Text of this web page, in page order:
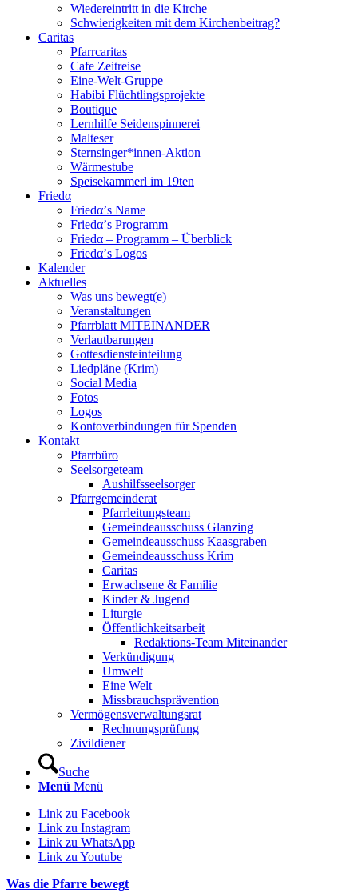
Wiedereintritt in die Kirche
Schwierigkeiten mit dem Kirchenbeitrag?
Caritas
Pfarrcaritas
Cafe Zeitreise
Eine-Welt-Gruppe
Habibi Flüchtlingsprojekte
Boutique
Lernhilfe Seidenspinnerei
Malteser
Sternsinger*innen-Aktion
Wärmestube
Speisekammerl im 19ten
Friedα
Friedα’s Name
Friedα’s Programm
Friedα – Programm – Überblick
Friedα’s Logos
Kalender
Aktuelles
Was uns bewegt(e)
Veranstaltungen
Pfarrblatt MITEINANDER
Verlautbarungen
Gottesdiensteinteilung
Liedpläne (Krim)
Social Media
Fotos
Logos
Kontoverbindungen für Spenden
Kontakt
Pfarrbüro
Seelsorgeteam
Aushilfsseelsorger
Pfarrgemeinderat
Pfarrleitungsteam
Gemeindeausschuss Glanzing
Gemeindeausschuss Kaasgraben
Gemeindeausschuss Krim
Caritas
Erwachsene & Familie
Kinder & Jugend
Liturgie
Öffentlichkeitsarbeit
Redaktions-Team Miteinander
Verkündigung
Umwelt
Eine Welt
Missbrauchsprävention
Vermögensverwaltungsrat
Rechnungsprüfung
Zivildiener
Suche
Menü Menü
Link zu Facebook
Link zu Instagram
Link zu WhatsApp
Link zu Youtube
Was die Pfarre bewegt